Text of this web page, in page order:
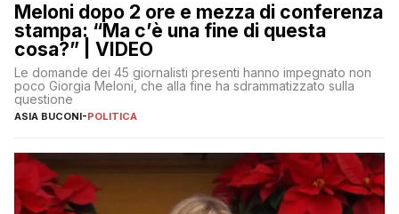
Meloni dopo 2 ore e mezza di conferenza
stampa: “Ma c’è una fine di questa
cosa?” | VIDEO
Le domande dei 45 giornalisti presenti hanno impegnato non
poco Giorgia Meloni, che alla fine ha sdrammatizzato sulla
questione
ASIA BUCONI-POLITICA